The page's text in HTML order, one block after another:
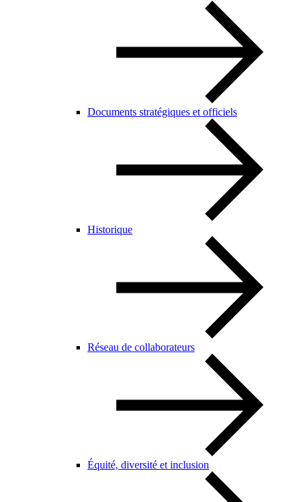
Documents stratégiques et officiels
Historique
Réseau de collaborateurs
Équité, diversité et inclusion